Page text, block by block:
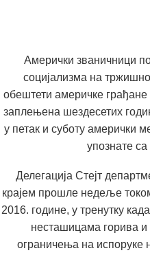
Амерички званичници
социјализма на
обештети америчке грађане
заплењена шездесетих
у петак и суботу амерички
упознате
Делегација Стејт
крајем прошле недеље
2016. године, у тренутку
несташицама горива и
ограничења на испоруке